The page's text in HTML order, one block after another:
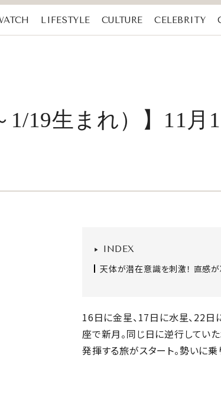
LIFESTYLE CULTURE CELEBRITY
1/19生まれ）】11月
INDEX
天体が潜在意識を刺激！ 直感が
16日に金星、17日に水星、22
座で新月。同じ日に逆行してい
発揮する旅がスタート。勢いに乗